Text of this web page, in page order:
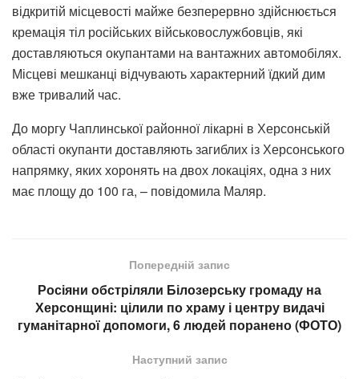
відкритій місцевості майже безперервно здійснюється
кремація тіл російських військовослужбовців, які
доставляються окупантами на вантажних автомобілях.
Місцеві мешканці відчувають характерний їдкий дим
вже тривалий час.
До моргу Чаплинської районної лікарні в Херсонській
області окупанти доставляють загиблих із Херсонського
напрямку, яких хоронять на двох локаціях, одна з них
має площу до 100 га, – повідомила Маляр.
Попередній запис
Росіяни обстріляли Білозерську громаду на
Херсонщині: цілили по храму і центру видачі
гуманітарної допомоги, 6 людей поранено (ФОТО)
Наступний запис